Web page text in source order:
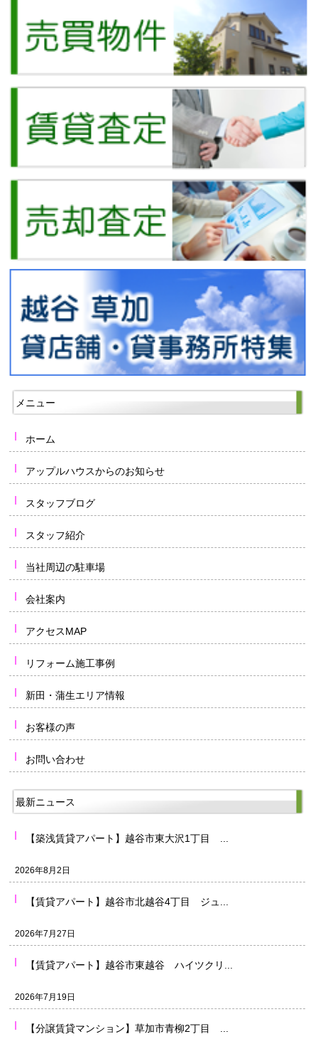
メニュー
ホーム
アップルハウスからのお知らせ
スタッフブログ
スタッフ紹介
当社周辺の駐車場
会社案内
アクセスMAP
リフォーム施工事例
新田・蒲生エリア情報
お客様の声
お問い合わせ
最新ニュース
【築浅賃貸アパート】越谷市東大沢1丁目 ...
2026年8月2日
【賃貸アパート】越谷市北越谷4丁目 ジュ...
2026年7月27日
【賃貸アパート】越谷市東越谷 ハイツクリ...
2026年7月19日
【分譲賃貸マンション】草加市青柳2丁目 ...